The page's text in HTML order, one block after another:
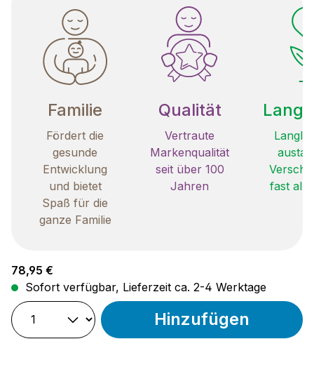
Familie
Fördert die
gesunde
Entwicklung
und bietet
Spaß für die
ganze Familie
Qualität
Vertraute
Markenqualität
seit über 100
Jahren
fast
Regulärer Preis:
78,95 €
Sofort verfügbar, Lieferzeit ca. 2-4 Werktage
Hinzufügen